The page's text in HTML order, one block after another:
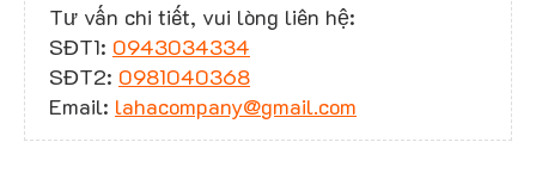
Tư vấn chi tiết, vui lòng liên hệ:
SĐT1: 0943034334
SĐT2: 0981040368
Email: lahacompany@gmail.com